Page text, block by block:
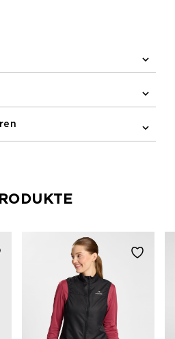
oben, der
einen mit Zugschnur
mit Reißverschluss